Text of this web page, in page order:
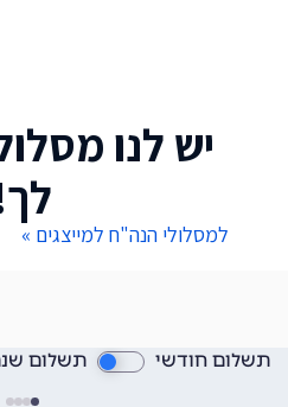
יש לנו
למסלולי הנה"ח למייצגים »